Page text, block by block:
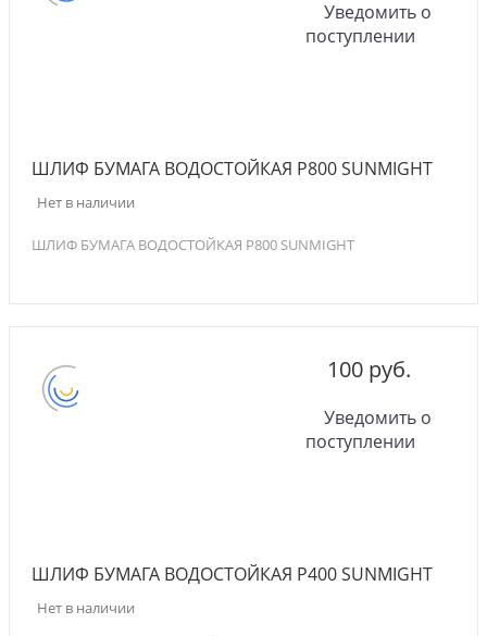
Уведомить о
поступлении
ШЛИФ БУМАГА ВОДОСТОЙКАЯ P800 SUNMIGHT
Нет в наличии
ШЛИФ БУМАГА ВОДОСТОЙКАЯ P800 SUNMIGHT
100 руб.
Уведомить о
поступлении
ШЛИФ БУМАГА ВОДОСТОЙКАЯ P400 SUNMIGHT
Нет в наличии